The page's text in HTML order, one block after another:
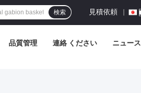
見積依頼 |
検索
品質管理 連絡 ください ニュース